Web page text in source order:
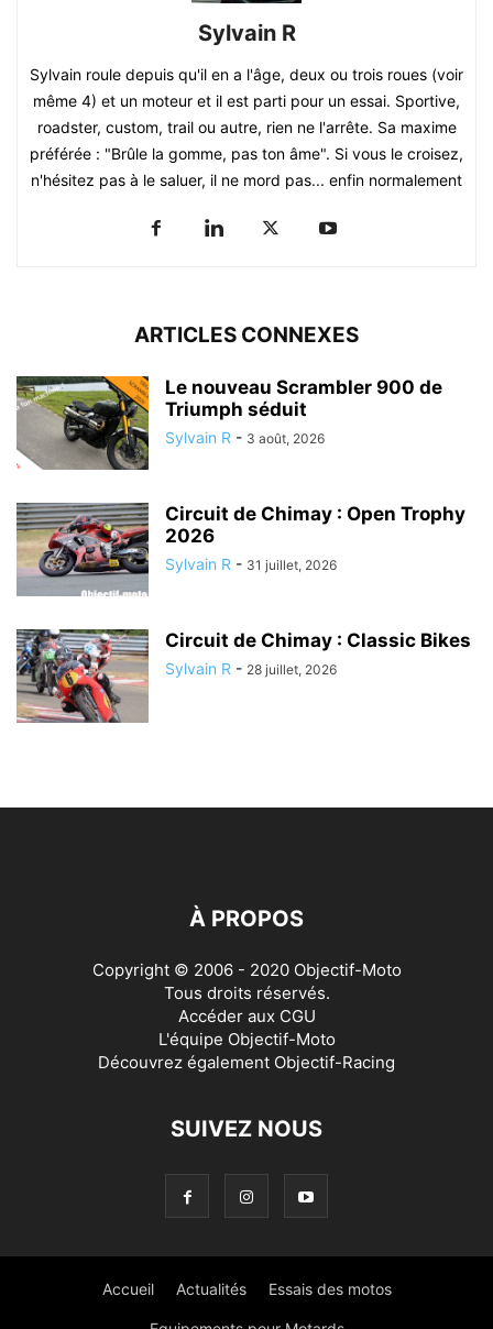
Sylvain R
Sylvain roule depuis qu'il en a l'âge, deux ou trois roues (voir
même 4) et un moteur et il est parti pour un essai. Sportive,
roadster, custom, trail ou autre, rien ne l'arrête. Sa maxime
préférée : "Brûle la gomme, pas ton âme". Si vous le croisez,
n'hésitez pas à le saluer, il ne mord pas... enfin normalement
ARTICLES CONNEXES
Le nouveau Scrambler 900 de
Triumph séduit
Sylvain R - 3 août, 2026
Circuit de Chimay : Open Trophy
2026
Sylvain R - 31 juillet, 2026
Circuit de Chimay : Classic Bikes
Sylvain R - 28 juillet, 2026
À PROPOS
Copyright © 2006 - 2020 Objectif-Moto
Tous droits réservés.
Accéder aux CGU
L'équipe Objectif-Moto
Découvrez également Objectif-Racing
SUIVEZ NOUS
Accueil Actualités Essais des motos